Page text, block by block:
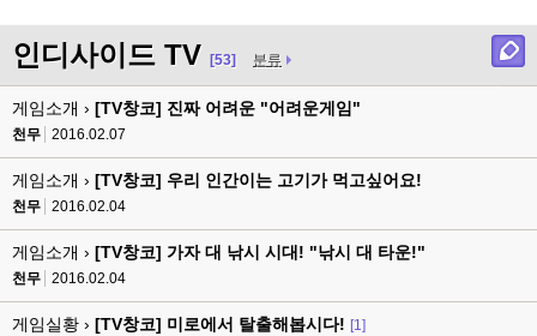
인디사이드 TV [53] 분류
게임소개 › [TV창코] 진짜 어려운 "어려운게임"
천무 2016.02.07
게임소개 › [TV창코] 우리 인간이는 고기가 먹고싶어요!
천무 2016.02.04
게임소개 › [TV창코] 가자 대 낚시 시대! "낚시 대 타운!"
천무 2016.02.04
게임실황 › [TV창코] 미로에서 탈출해봅시다! [1]